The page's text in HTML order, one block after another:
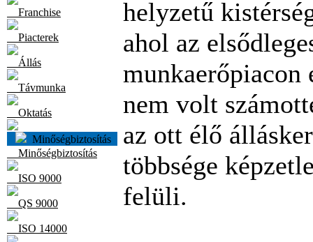
Franchise
Piacterek
Állás
Távmunka
Oktatás
Minőségbiztosítás
Minőségbiztosítás
ISO 9000
QS 9000
ISO 14000
helyzetű
ahol az
munkaerőpiacon
nem volt
az ott élő
többsége
felüli.